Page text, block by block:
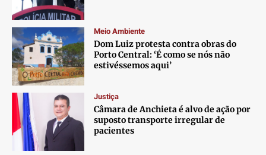
Meio Ambiente
Dom Luiz protesta contra obras do
Porto Central: ‘É como se nós não
estivéssemos aqui’
Justiça
Câmara de Anchieta é alvo de ação por
suposto transporte irregular de
pacientes